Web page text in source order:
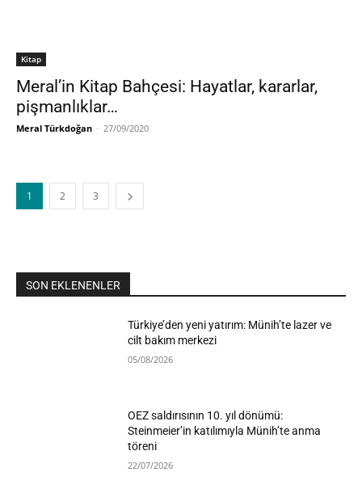
Kitap
Meral’in Kitap Bahçesi: Hayatlar, kararlar,
pişmanlıklar…
Meral Türkdoğan - 27/09/2020
1 2 3
SON EKLENENLER
Türkiye’den yeni yatırım: Münih’te lazer ve
cilt bakım merkezi
05/08/2026
OEZ saldırısının 10. yıl dönümü:
Steinmeier’in katılımıyla Münih’te anma
töreni
22/07/2026